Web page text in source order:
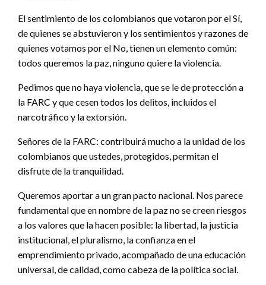
El sentimiento de los colombianos que votaron por el Sí,
de quienes se abstuvieron y los sentimientos y razones de
quienes votamos por el No, tienen un elemento común:
todos queremos la paz, ninguno quiere la violencia.
Pedimos que no haya violencia, que se le de protección a
la FARC y que cesen todos los delitos, incluidos el
narcotráfico y la extorsión.
Señores de la FARC: contribuirá mucho a la unidad de los
colombianos que ustedes, protegidos, permitan el
disfrute de la tranquilidad.
Queremos aportar a un gran pacto nacional. Nos parece
fundamental que en nombre de la paz no se creen riesgos
a los valores que la hacen posible: la libertad, la justicia
institucional, el pluralismo, la confianza en el
emprendimiento privado, acompañado de una educación
universal, de calidad, como cabeza de la política social.